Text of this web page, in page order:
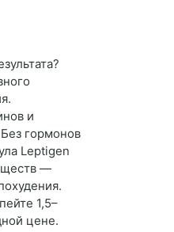
и
гормонов
Leptigen
—
1,5–
цене.